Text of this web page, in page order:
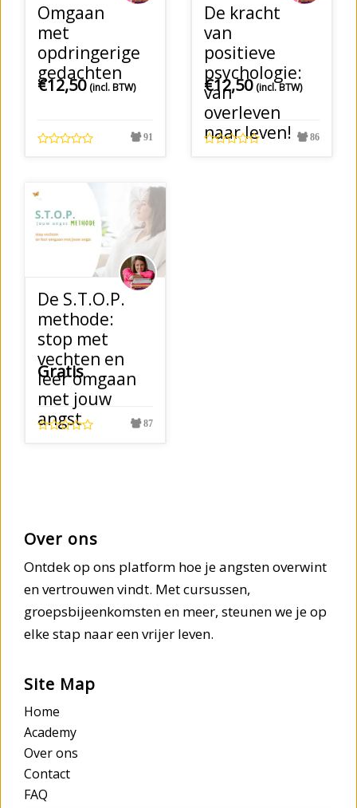
Omgaan
met
opdringerige
gedachten
€12,50 (incl. BTW)
91
De kracht
van
positieve
psychologie:
van
overleven
naar leven!
€12,50 (incl. BTW)
86
De S.T.O.P.
methode:
stop met
vechten en
leer omgaan
met jouw
angst
Gratis
87
Over ons
Ontdek op ons platform hoe je angsten overwint
en vertrouwen vindt. Met cursussen,
groepsbijeenkomsten en meer, steunen we je op
elke stap naar een vrijer leven.
Site Map
Home
Academy
Over ons
Contact
FAQ